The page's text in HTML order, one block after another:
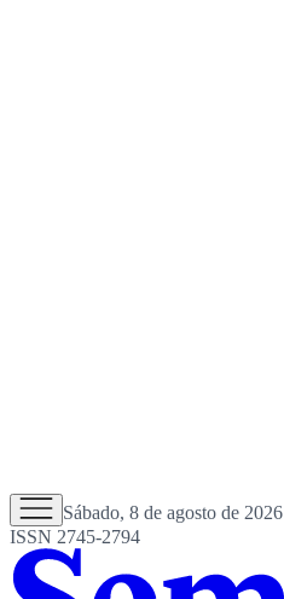
Sábado, 8 de agosto de 2026
ISSN 2745-2794